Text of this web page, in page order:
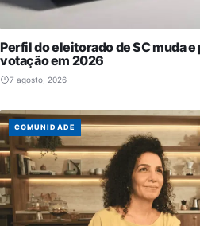
Perfil do eleitorado de SC muda
votação em 2026
7 agosto, 2026
COMUNIDADE